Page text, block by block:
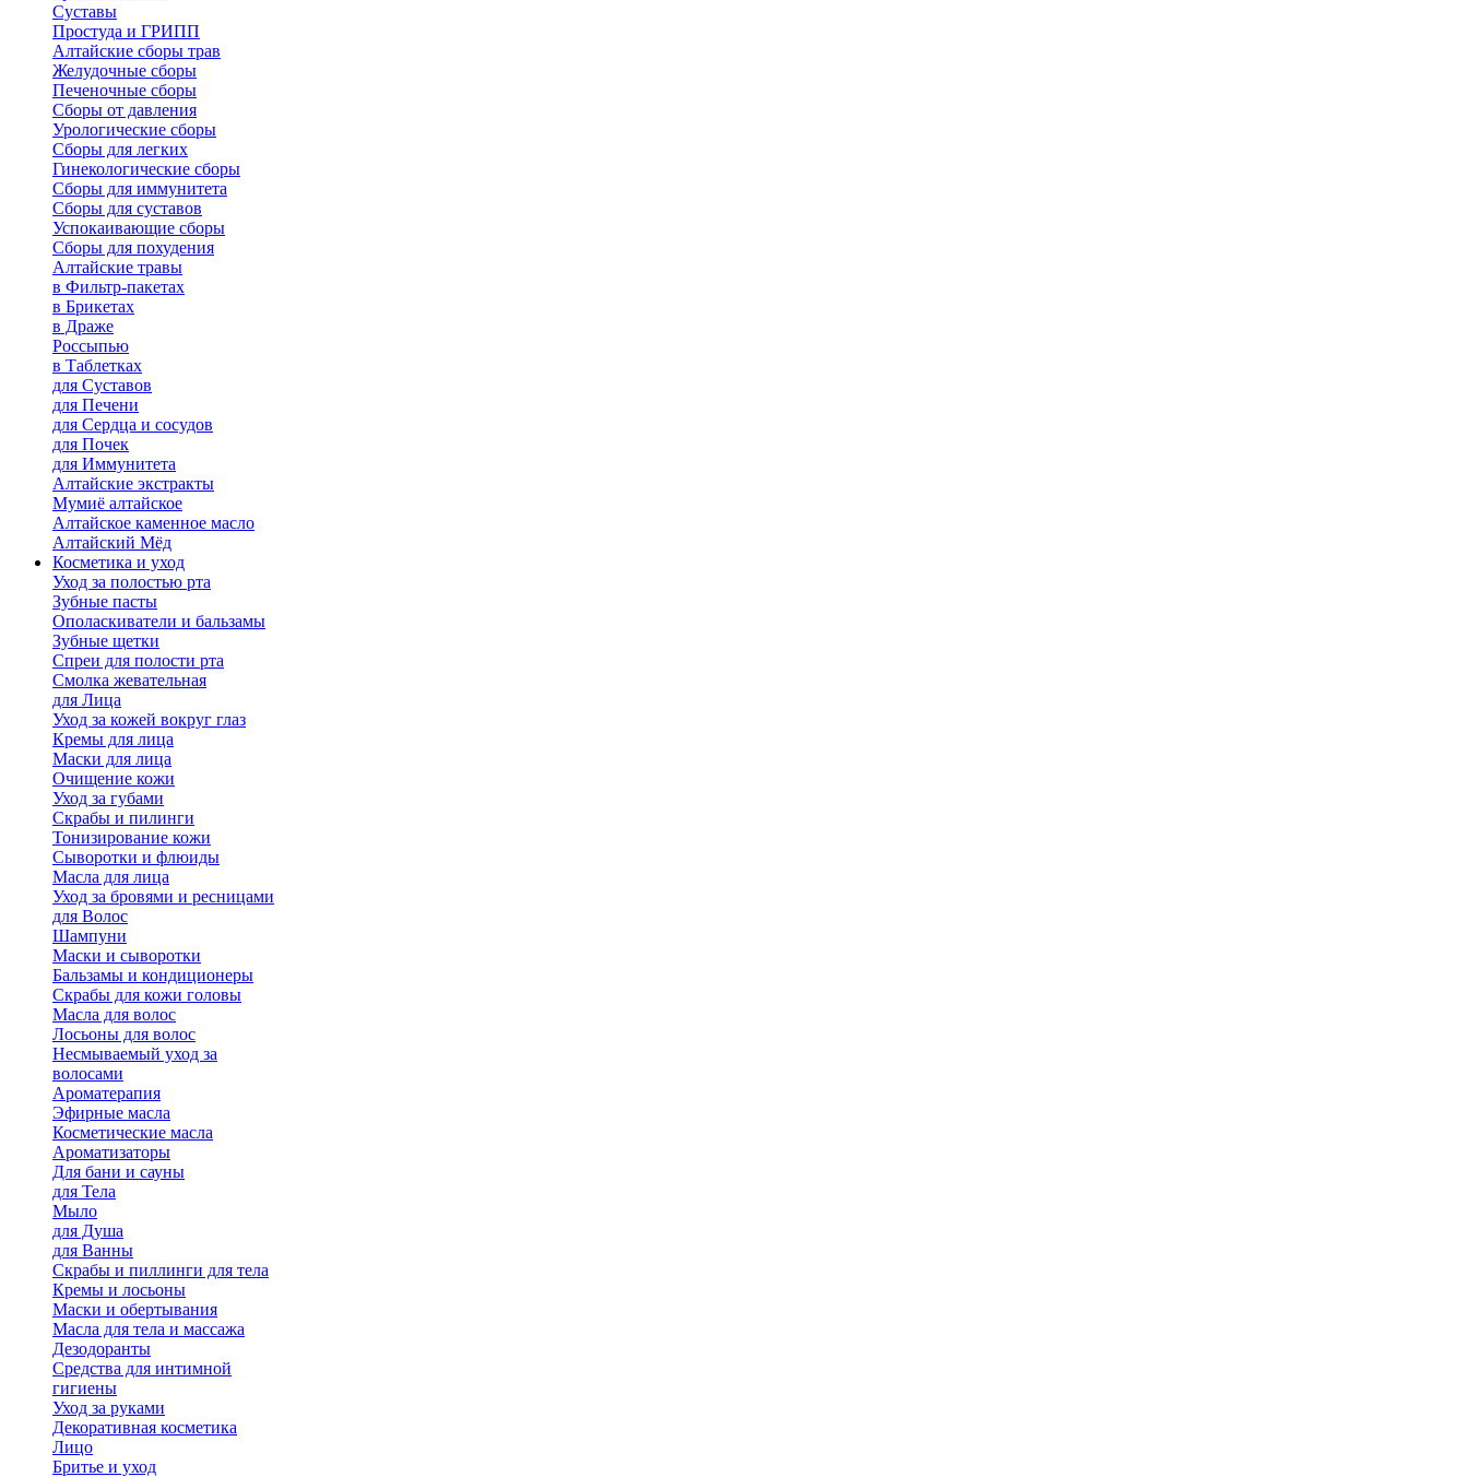
Суставы
Простуда и ГРИПП
Алтайские сборы трав
Желудочные сборы
Печеночные сборы
Сборы от давления
Урологические сборы
Сборы для легких
Гинекологические сборы
Сборы для иммунитета
Сборы для суставов
Успокаивающие сборы
Сборы для похудения
Алтайские травы
в Фильтр-пакетах
в Брикетах
в Драже
Россыпью
в Таблетках
для Cуставов
для Печени
для Сердца и сосудов
для Почек
для Иммунитета
Алтайские экстракты
Мумиё алтайское
Алтайское каменное масло
Алтайский Мёд
Косметика и уход
Уход за полостью рта
Зубные пасты
Ополаскиватели и бальзамы
Зубные щетки
Спреи для полости рта
Смолка жевательная
для Лица
Уход за кожей вокруг глаз
Кремы для лица
Маски для лица
Очищение кожи
Уход за губами
Скрабы и пилинги
Тонизирование кожи
Сыворотки и флюиды
Масла для лица
Уход за бровями и ресницами
для Волос
Шампуни
Маски и сыворотки
Бальзамы и кондиционеры
Скрабы для кожи головы
Масла для волос
Лосьоны для волос
Несмываемый уход за
волосами
Ароматерапия
Эфирные масла
Косметические масла
Ароматизаторы
Для бани и сауны
для Тела
Мыло
для Душа
для Ванны
Скрабы и пиллинги для тела
Кремы и лосьоны
Маски и обертывания
Масла для тела и массажа
Дезодоранты
Средства для интимной
гигиены
Уход за руками
Декоративная косметика
Лицо
Бритье и уход